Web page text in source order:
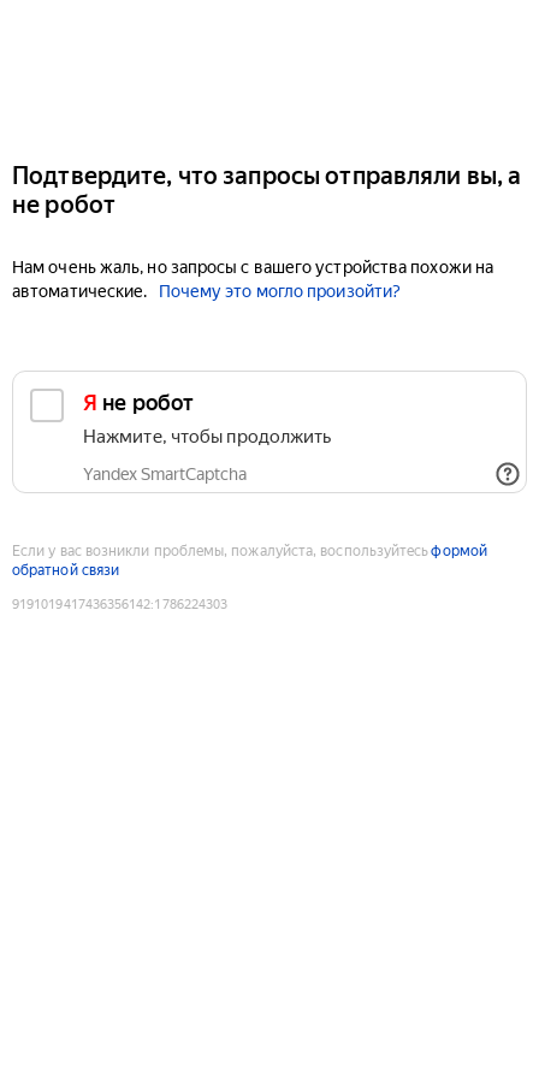
Подтвердите, что запросы отправляли вы, а
не робот
Нам очень жаль, но запросы с вашего устройства похожи на
автоматические.
Почему это могло произойти?
Я не робот
Нажмите, чтобы продолжить
Yandex SmartCaptcha
Если у вас возникли проблемы, пожалуйста, воспользуйтесьформой
обратной связи
9191019417436356142:1786224303